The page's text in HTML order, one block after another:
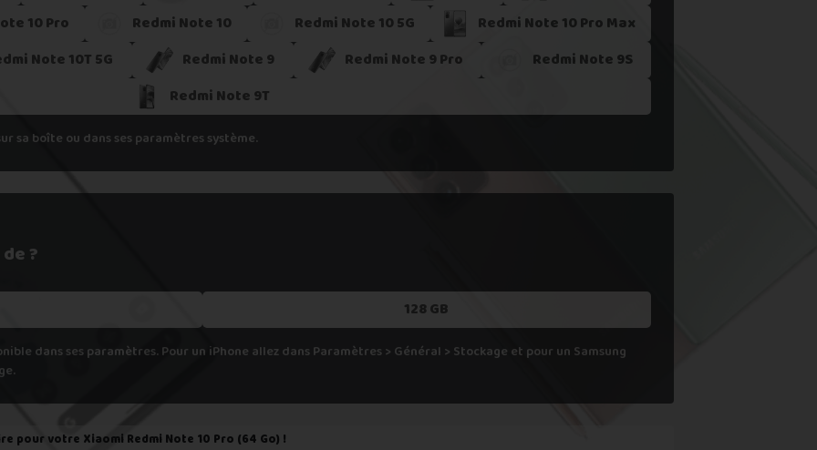
aux spécifications de votre appareil, cela veut dire que nous ne le reprenons actuellement pas.
10 Pro Redmi Note 10 Redmi Note 10 5G
Redmi Note 10 Pro Max
Note 10T 5G Redmi Note 9 Redmi Note 9 Pro
Redmi Note 9S
Redmi Note 9T
boîte ou dans ses paramètres système.
?
128 GB
dans ses paramètres. Pour un iPhone allez dans Paramètres > Général > Stockage et pour un Samsung
pour votre Xiaomi Redmi Note 10 Pro (64 Go) !